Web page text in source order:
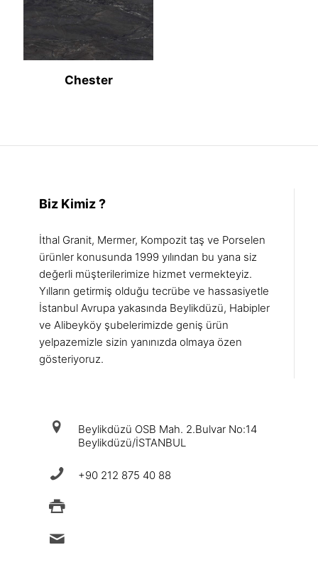
Chester
Biz Kimiz ?
İthal Granit, Mermer, Kompozit taş ve Porselen
ürünler konusunda 1999 yılından bu yana siz
değerli müşterilerimize hizmet vermekteyiz.
Yılların getirmiş olduğu tecrübe ve hassasiyetle
İstanbul Avrupa yakasında Beylikdüzü, Habipler
ve Alibeyköy şubelerimizde geniş ürün
yelpazemizle sizin yanınızda olmaya özen
gösteriyoruz.
Beylikdüzü OSB Mah. 2.Bulvar No:14
Beylikdüzü/İSTANBUL
+90 212 875 40 88